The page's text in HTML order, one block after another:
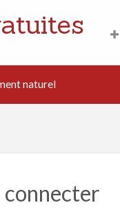
naturel
connecter